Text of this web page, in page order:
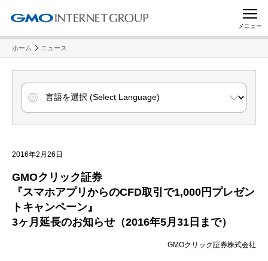
メニュー
ホーム ニュース
2016年2月26日
GMOクリック証券
『スマホアプリからのCFD取引で1,000円プレゼン
トキャンペーン』
3ヶ月延長のお知らせ（2016年5月31日まで）
GMOクリック証券株式会社